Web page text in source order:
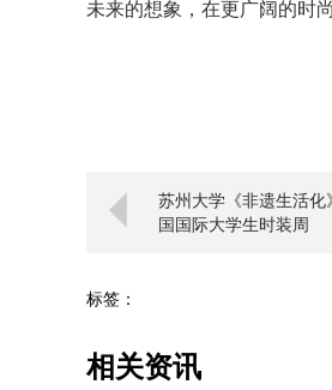
未来的想象，在更广阔的时
苏州大学《非遗生活化
国国际大学生时装周
标签：
相关资讯